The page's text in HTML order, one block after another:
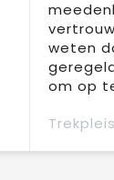
weten
om op